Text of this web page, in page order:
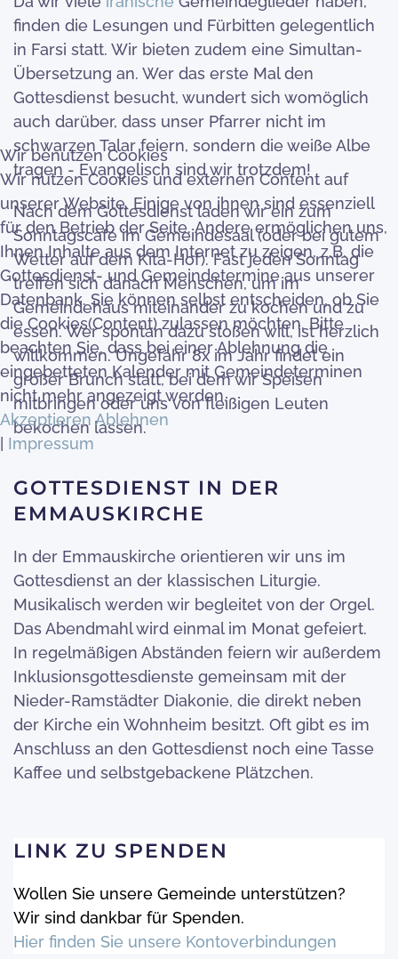
finden die Lesungen und Fürbitten gelegentlich
in Farsi statt. Wir bieten zudem eine Simultan-
Übersetzung an. Wer das erste Mal den
Gottesdienst besucht, wundert sich womöglich
auch darüber, dass unser Pfarrer nicht im
schwarzen Talar feiern, sondern die weiße Albe
tragen - Evangelisch sind wir trotzdem!
Nach dem Gottesdienst laden wir ein zum
Sonntagscafé im Gemeindesaal (oder bei gutem
Wetter auf dem Kita-Hof). Fast jeden Sonntag
treffen sich danach Menschen, um im
Gemeindehaus miteinander zu kochen und zu
essen. Wer spontan dazu stoßen will, ist herzlich
willkommen. Ungefähr 8x im Jahr findet ein
großer Brunch statt, bei dem wir Speisen
mitbringen oder uns von fleißigen Leuten
bekochen lassen.
GOTTESDIENST IN DER
EMMAUSKIRCHE
In der Emmauskirche orientieren wir uns im
Gottesdienst an der klassischen Liturgie.
Musikalisch werden wir begleitet von der Orgel.
Das Abendmahl wird einmal im Monat gefeiert.
In regelmäßigen Abständen feiern wir außerdem
Inklusionsgottesdienste gemeinsam mit der
Nieder-Ramstädter Diakonie, die direkt neben
der Kirche ein Wohnheim besitzt. Oft gibt es im
Anschluss an den Gottesdienst noch eine Tasse
Kaffee und selbstgebackene Plätzchen.
LINK ZU SPENDEN
Wollen Sie unsere Gemeinde unterstützen?
Wir sind dankbar für Spenden.
Hier finden Sie unsere Kontoverbindungen
Wir benutzen Cookies
Wir nutzen Cookies und externen Content auf
unserer Website. Einige von ihnen sind essenziell
für den Betrieb der Seite. Andere ermöglichen uns,
Ihnen Inhalte aus dem Internet zu zeigen, z.B. die
Gottesdienst- und Gemeindetermine aus unserer
Datenbank. Sie können selbst entscheiden, ob Sie
die Cookies(Content) zulassen möchten. Bitte
beachten Sie, dass bei einer Ablehnung die
eingebetteten Kalender mit Gemeindeterminen
nicht mehr angezeigt werden.
Akzeptieren Ablehnen
Impressum